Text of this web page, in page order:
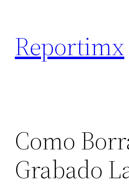
contenido
Reportimx
Como
Grabado